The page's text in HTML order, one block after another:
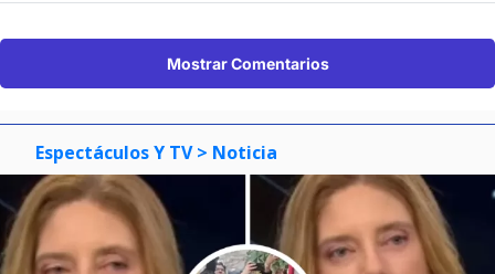
Mostrar Comentarios
Espectáculos Y TV > Noticia